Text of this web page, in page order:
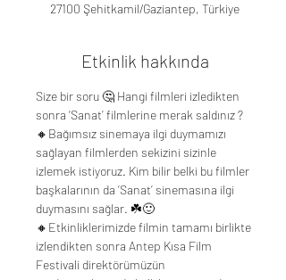
27100 Şehitkamil/Gaziantep, Türkiye
Etkinlik hakkında
Size bir soru 🤔 Hangi filmleri izledikten
sonra ‘Sanat’ filmlerine merak saldınız ?
🔸Bağımsız sinemaya ilgi duymamızı
sağlayan filmlerden sekizini sizinle
izlemek istiyoruz. Kim bilir belki bu filmler
başkalarının da ‘Sanat’ sinemasına ilgi
duymasını sağlar. ☘️🙂
🔸Etkinliklerimizde filmin tamamı birlikte
izlendikten sonra Antep Kısa Film
Festivali direktörümüzün